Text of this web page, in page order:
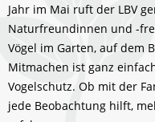
Jahr im Mai ruft der LBV
Naturfreundinnen und -
Vögel im Garten, auf dem
Mitmachen ist ganz
Vogelschutz. Ob mit der
jede Beobachtung hilft,